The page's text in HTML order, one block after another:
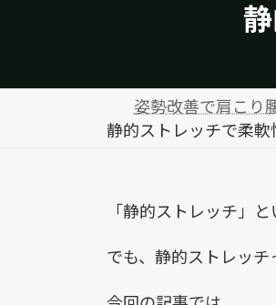
姿勢改善で肩こり
静的ストレッチで柔
「静的ストレッチ」
でも、静的ストレッ